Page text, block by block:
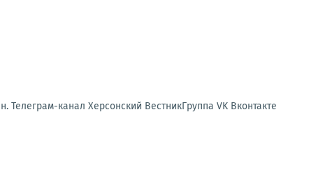
канал Херсонский ВестникГруппа VK Вконтакте